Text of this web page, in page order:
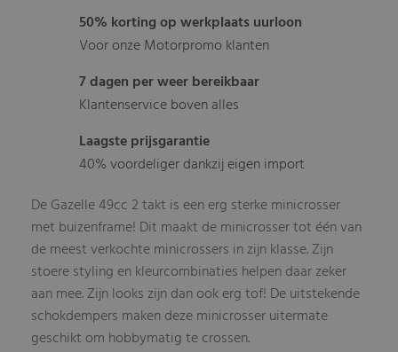
50% korting op werkplaats uurloon
Voor onze Motorpromo klanten
7 dagen per weer bereikbaar
Klantenservice boven alles
Laagste prijsgarantie
40% voordeliger dankzij eigen import
De Gazelle 49cc 2 takt is een erg sterke minicrosser
met buizenframe! Dit maakt de minicrosser tot één van
de meest verkochte minicrossers in zijn klasse. Zijn
stoere styling en kleurcombinaties helpen daar zeker
aan mee. Zijn looks zijn dan ook erg tof! De uitstekende
schokdempers maken deze minicrosser uitermate
geschikt om hobbymatig te crossen.